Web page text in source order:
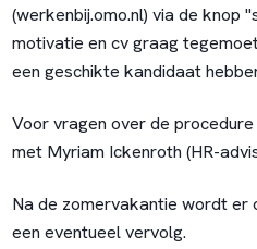
(werkenbij.omo.nl) via de knop
motivatie en cv graag
een geschikte kandidaat
Voor vragen over de
met Myriam Ickenroth (HR-
Na de zomervakantie wordt er
een eventueel vervolg.